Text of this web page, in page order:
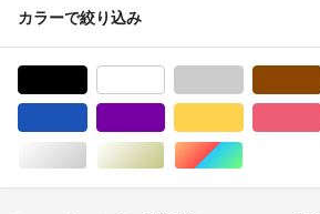
カラーで絞り込み
シルバー/銀色系ゴールド/金色系マルチカラー